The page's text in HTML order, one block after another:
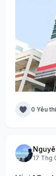
0 Yêu
17 Thg